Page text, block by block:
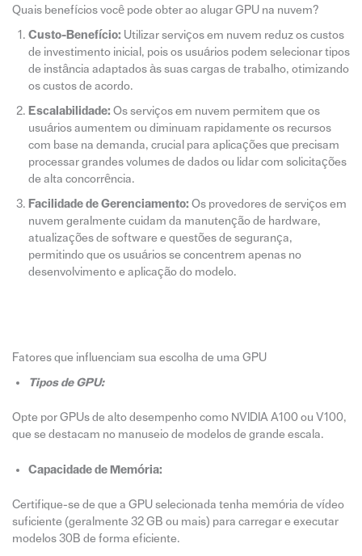
Quais benefícios você pode obter ao alugar GPU na nuvem?
Custo-Benefício: Utilizar serviços em nuvem reduz os custos
de investimento inicial, pois os usuários podem selecionar tipos
de instância adaptados às suas cargas de trabalho, otimizando
os custos de acordo.
Escalabilidade: Os serviços em nuvem permitem que os
usuários aumentem ou diminuam rapidamente os recursos
com base na demanda, crucial para aplicações que precisam
processar grandes volumes de dados ou lidar com solicitações
de alta concorrência.
Facilidade de Gerenciamento: Os provedores de serviços em
nuvem geralmente cuidam da manutenção de hardware,
atualizações de software e questões de segurança,
permitindo que os usuários se concentrem apenas no
desenvolvimento e aplicação do modelo.
Fatores que influenciam sua escolha de uma GPU
Tipos de GPU:
Opte por GPUs de alto desempenho como NVIDIA A100 ou V100,
que se destacam no manuseio de modelos de grande escala.
Capacidade de Memória:
Certifique-se de que a GPU selecionada tenha memória de vídeo
suficiente (geralmente 32 GB ou mais) para carregar e executar
modelos 30B de forma eficiente.